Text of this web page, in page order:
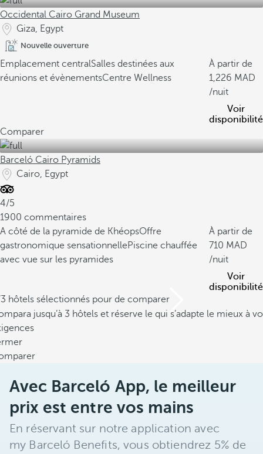
Occidental Cairo Grand Museum
Giza, Egypt
Nouvelle ouverture
Emplacement centralSalles destinées aux
réunions et évènementsCentre Wellness
À partir de
1,226
/nuit
Voir
disponibilité
Comparer
Barceló Cairo Pyramids
Cairo, Egypt
4/5
1900 commentaires
A côté de la pyramide de KhéopsOffre
gastronomique sensationnellePiscine chauffée
avec vue sur les pyramides
À partir de
710
/nuit
Voir
disponibilité
hôtels sélectionnés pour de comparer
jusqu’à 3 hôtels et réserve le qui s’adapte le mieux à
Avec Barceló App, le meilleur
prix est entre vos mains
En réservant sur notre application avec
my Barceló Benefits, vous obtiendrez 5% de